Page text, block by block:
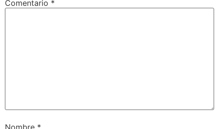
Comentario *
Nombre *